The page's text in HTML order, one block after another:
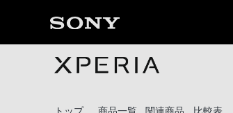
トップ 商品一覧 関連商品 比較表